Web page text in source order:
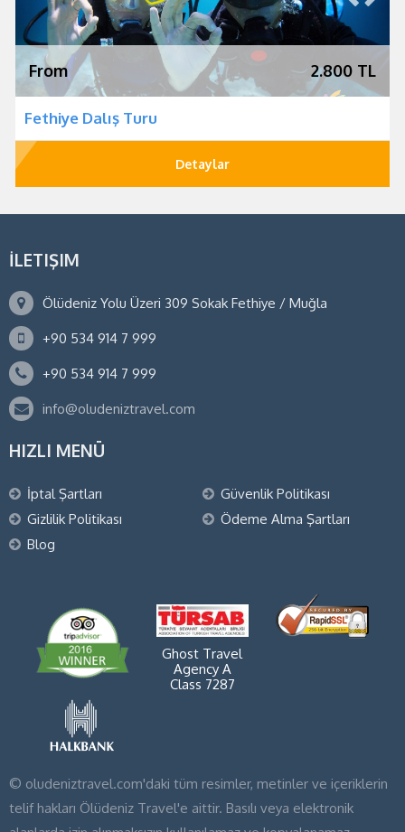
From 2.800 TL
Fethiye Dalış Turu
Detaylar
İLETIŞIM
Ölüdeniz Yolu Üzeri 309 Sokak Fethiye / Muğla
+90 534 914 7 999
+90 534 914 7 999
info@oludeniztravel.com
HIZLI MENÜ
İptal Şartları
Güvenlik Politikası
Gizlilik Politikası
Ödeme Alma Şartları
Blog
Ghost Travel
Agency A
Class 7287
© oludeniztravel.com'daki tüm resimler, metinler ve içeriklerin
telif hakları Ölüdeniz Travel'e aittir. Basılı veya elektronik